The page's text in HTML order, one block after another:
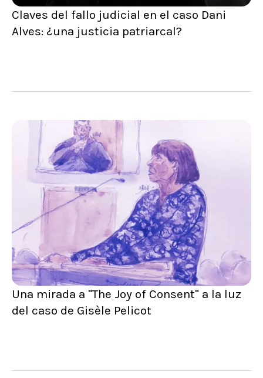
Claves del fallo judicial en el caso Dani
Alves: ¿una justicia patriarcal?
Una mirada a "The Joy of Consent" a la luz
del caso de Gisèle Pelicot